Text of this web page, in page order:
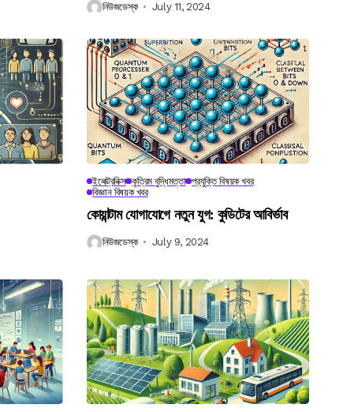
নিউজডেস্ক July 11, 2024
ইলেক্ট্রনিক্স কৃত্রিম বুদ্ধিমত্তা প্রযুক্তি বিষয়ক খবর
বিজ্ঞান বিষয়ক খবর
কোয়ান্টাম যোগাযোগে নতুন যুগ: কুডিটের আবির্ভাব
নিউজডেস্ক July 9, 2024